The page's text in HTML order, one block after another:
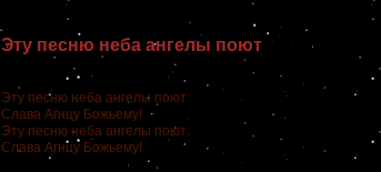
Эту песню неба ангелы поют
Эту песню неба ангелы поют:
Слава Агнцу Божьему!
Эту песню неба ангелы поют:
Слава Агнцу Божьему!